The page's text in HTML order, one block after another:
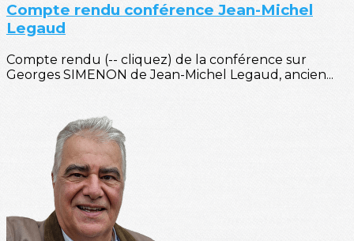
Compte rendu conférence Jean-Michel
Legaud
Compte rendu (-- cliquez) de la conférence sur
Georges SIMENON de Jean-Michel Legaud, ancien...